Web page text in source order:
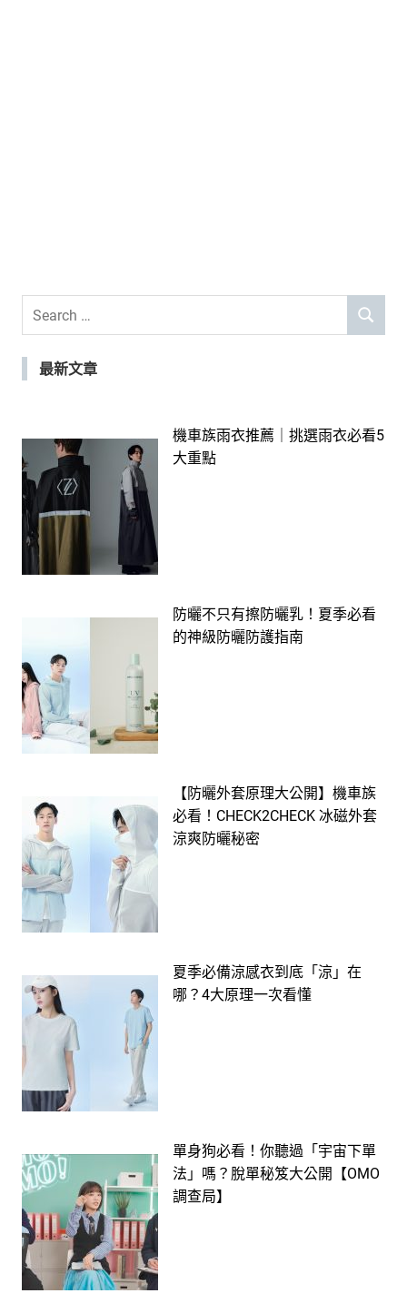
Search
SEARCH
最新文章
機車族雨衣推薦｜挑選雨衣必看5
大重點
防曬不只有擦防曬乳！夏季必看
的神級防曬防護指南
【防曬外套原理大公開】機車族
必看！CHECK2CHECK 冰磁外套
涼爽防曬秘密
夏季必備涼感衣到底「涼」在
哪？4大原理一次看懂
單身狗必看！你聽過「宇宙下單
法」嗎？脫單秘笈大公開【OMO
調查局】